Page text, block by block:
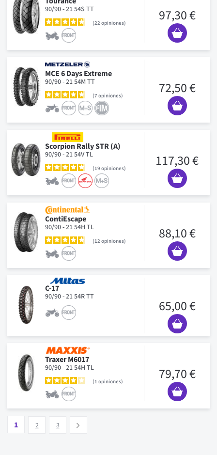
90/90 - 21 54S TT
22 opiniones 97,30 €
MCE 6 Days Extreme
90/90 - 21 54M TT
7 opiniones 72,50 €
Scorpion Rally STR (A)
90/90 - 21 54V TL
19 opiniones 117,30 €
ContiEscape
90/90 - 21 54H TL
12 opiniones 88,10 €
C-17
90/90 - 21 54R TT
65,00 €
Traxer M6017
90/90 - 21 54H TL
1 opiniones 79,70 €
Vous lisez actuellement la page
1 2 3